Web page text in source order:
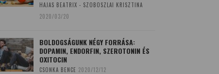
HAJAS BEATRIX - SZOBOSZLAI KRISZTINA
2020/03/20
BOLDOGSÁGUNK NÉGY FORRÁSA:
DOPAMIN, ENDORFIN, SZEROTONIN ÉS
OXITOCIN
CSONKA BENCE 2020/12/12